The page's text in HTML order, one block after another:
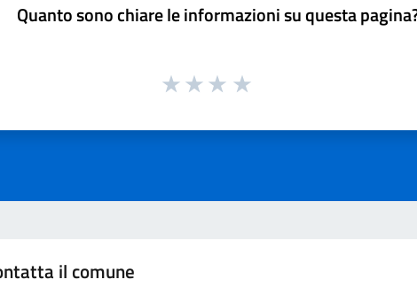
Quanto sono chiare le informazioni su questa
il comune